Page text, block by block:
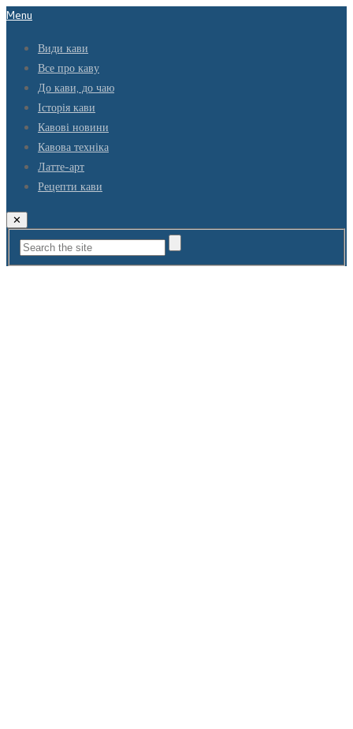
Menu
Види кави
Все про каву
До кави, до чаю
Історія кави
Кавові новини
Кавова техніка
Латте-арт
Рецепти кави
✕